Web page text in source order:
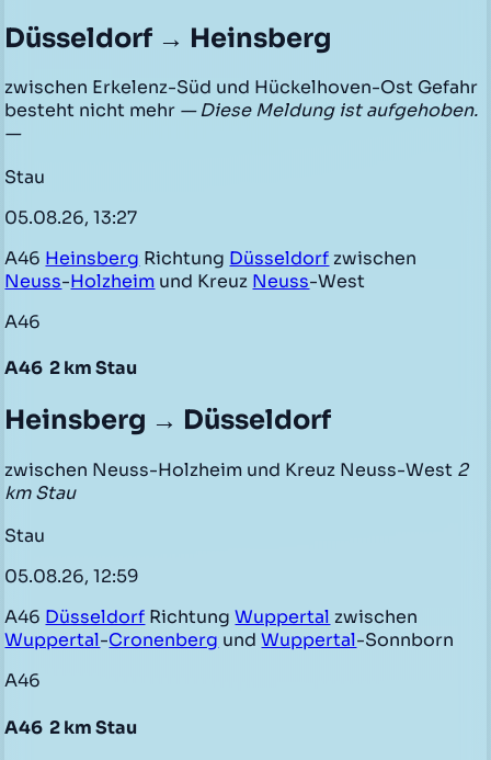
Düsseldorf → Heinsberg
zwischen Erkelenz-Süd und Hückelhoven-Ost Gefahr
besteht nicht mehr — Diese Meldung ist aufgehoben.
—
Stau
05.08.26, 13:27
A46 Heinsberg Richtung Düsseldorf zwischen
Neuss-Holzheim und Kreuz Neuss-West
A46
A46 2 km Stau
Heinsberg → Düsseldorf
zwischen Neuss-Holzheim und Kreuz Neuss-West 2
km Stau
Stau
05.08.26, 12:59
A46 Düsseldorf RichtungWuppertal zwischen
Wuppertal-Cronenberg undWuppertal-Sonnborn
A46
A46 2 km Stau